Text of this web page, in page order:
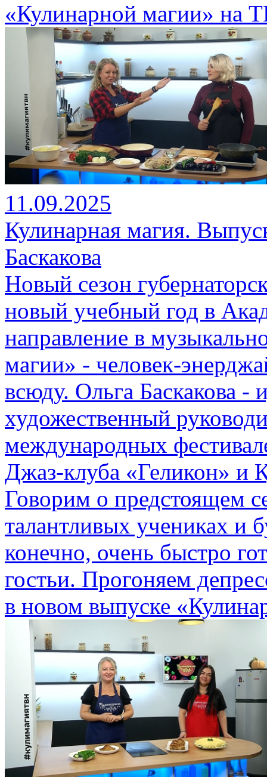
«Кулинарной магии» на
11.09.2025
Кулинарная магия.
Баскакова
Новый сезон
новый учебный год в
направление в
магии» - человек-
всюду. Ольга Баскакова -
художественный
международных
Джаз-клуба «Геликон» и
Говорим о предстоящем
талантливых учениках и
конечно, очень быстро
гостьи. Прогоняем
в новом выпуске